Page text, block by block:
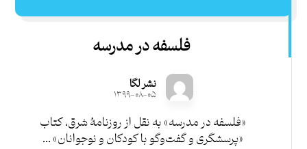
فلسفه در مدرسه
نشر لگا
۱۳۹۹-۰۸-۰۵
«فلسفه در مدرسه» به نقل از روزنامۀ شرق، کتاب
«پرسشگری و گفت‌وگو با کودکان و نوجوانان» ...